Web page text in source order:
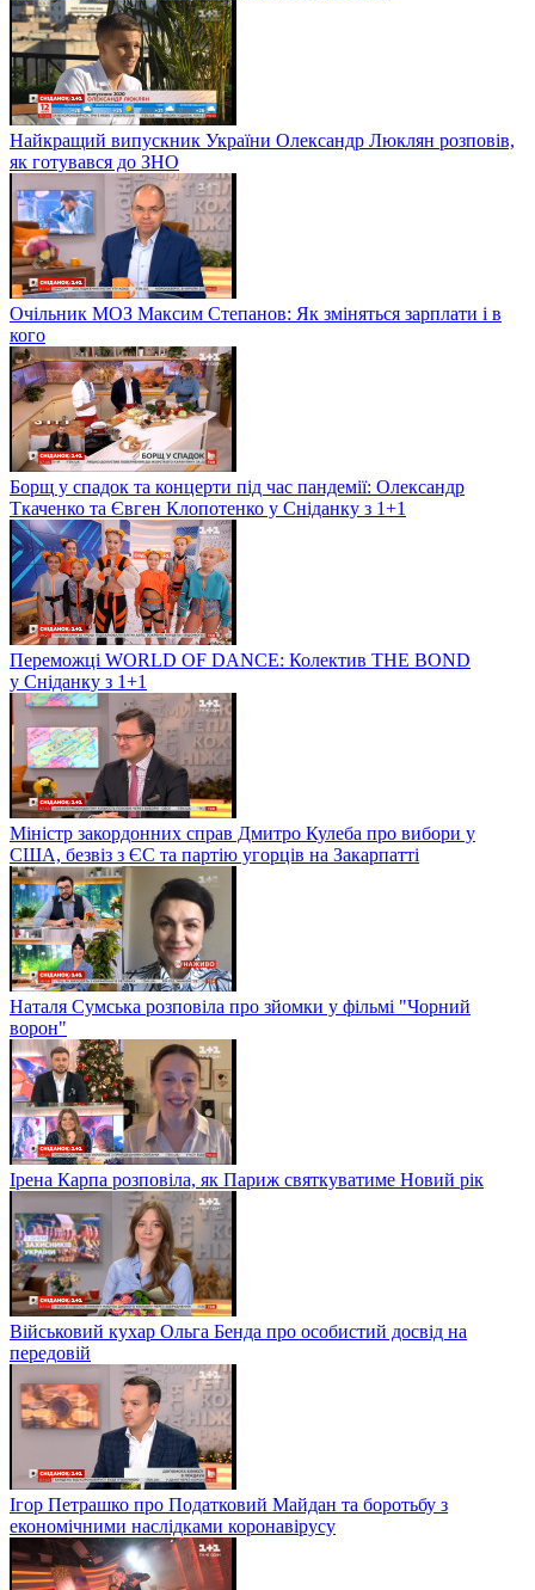
Найкращий випускник України Олександр Люклян розповів,
як готувався до ЗНО
Очільник МОЗ Максим Степанов: Як зміняться зарплати і в
кого
Борщ у спадок та концерти під час пандемії: Олександр
Ткаченко та Євген Клопотенко у Сніданку з 1+1
Переможці WORLD OF DANCE: Колектив THE BOND
у Сніданку з 1+1
Міністр закордонних справ Дмитро Кулеба про вибори у
США, безвіз з ЄС та партію угорців на Закарпатті
Наталя Сумська розповіла про зйомки у фільмі "Чорний
ворон"
Ірена Карпа розповіла, як Париж святкуватиме Новий рік
Військовий кухар Ольга Бенда про особистий досвід на
передовій
Ігор Петрашко про Податковий Майдан та боротьбу з
економічними наслідками коронавірусу